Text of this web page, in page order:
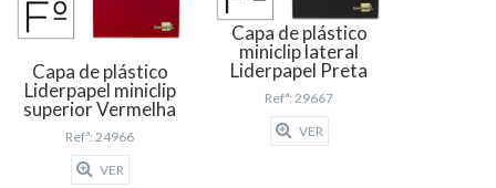
Capa de plástico
Liderpapel miniclip
superior Vermelha
Refª: 24966
VER
Capa de plástico
miniclip lateral
Liderpapel Preta
Refª: 29667
VER